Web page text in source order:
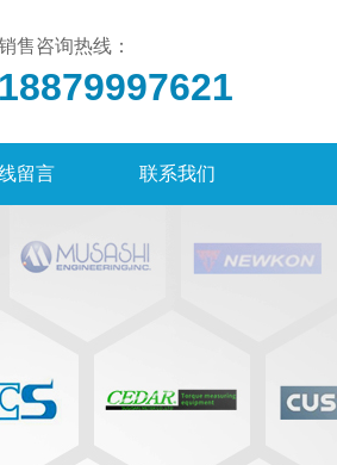
售咨询热线：
18879997621
留言 联系我们